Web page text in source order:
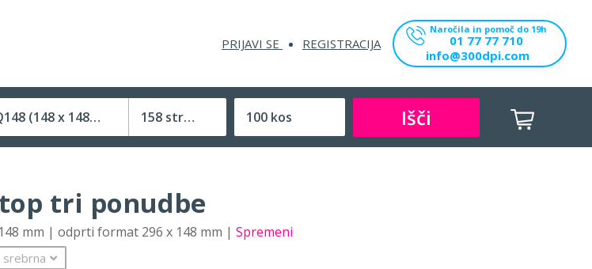
PRIJAVI SE REGISTRACIJA
Naročila in pomoč do 19h
01 77 77 710
info@300dpi.com
(148 x 148 mm)
(zaprte) tiskovine
158 strani Išči
top tri ponudbe
mm | odprti format 296 x 148 mm | Spremeni
srebrna